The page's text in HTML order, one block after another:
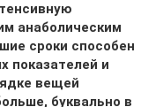
анаболическим
сроки способен
показателей и
вещей
буквально в